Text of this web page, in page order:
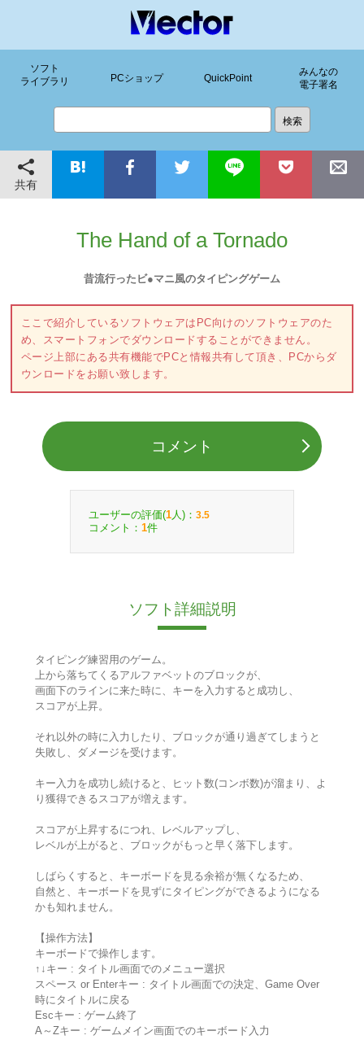
ソフト
ライブラリ
PCショップ QuickPoint
みんなの
電子署名
共有
The Hand of a Tornado
昔流行ったビ●マニ風のタイピングゲーム
ここで紹介しているソフトウェアはPC向けのソフトウェアのた
め、スマートフォンでダウンロードすることができません。
ページ上部にある共有機能でPCと情報共有して頂き、PCからダ
ウンロードをお願い致します。
コメント
ユーザーの評価(1 人)： 3.5
コメント： 1件
ソフト詳細説明
タイピング練習用のゲーム。
上から落ちてくるアルファベットのブロックが、
画面下のラインに来た時に、キーを入力すると成功し、
スコアが上昇。
それ以外の時に入力したり、ブロックが通り過ぎてしまうと
失敗し、ダメージを受けます。
キー入力を成功し続けると、ヒット数(コンボ数)が溜まり、よ
り獲得できるスコアが増えます。
スコアが上昇するにつれ、レベルアップし、
レベルが上がると、ブロックがもっと早く落下します。
しばらくすると、キーボードを見る余裕が無くなるため、
自然と、キーボードを見ずにタイピングができるようになる
かも知れません。
【操作方法】
キーボードで操作します。
↑↓キー : タイトル画面でのメニュー選択
スペース or Enterキー : タイトル画面での決定、Game Over
時にタイトルに戻る
Escキー : ゲーム終了
A～Zキー : ゲームメイン画面でのキーボード入力